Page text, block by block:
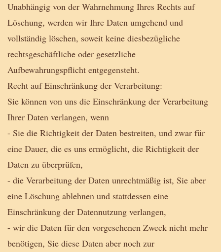
Unabhängig von der Wahrnehmung Ihres Rechts auf
Löschung, werden wir Ihre Daten umgehend und
vollständig löschen, soweit keine diesbezügliche
rechtsgeschäftliche oder gesetzliche
Aufbewahrungspflicht entgegensteht.
Recht auf Einschränkung der Verarbeitung:
Sie können von uns die Einschränkung der Verarbeitung
Ihrer Daten verlangen, wenn
- Sie die Richtigkeit der Daten bestreiten, und zwar für
eine Dauer, die es uns ermöglicht, die Richtigkeit der
Daten zu überprüfen,
- die Verarbeitung der Daten unrechtmäßig ist, Sie aber
eine Löschung ablehnen und stattdessen eine
Einschränkung der Datennutzung verlangen,
- wir die Daten für den vorgesehenen Zweck nicht mehr
benötigen, Sie diese Daten aber noch zur